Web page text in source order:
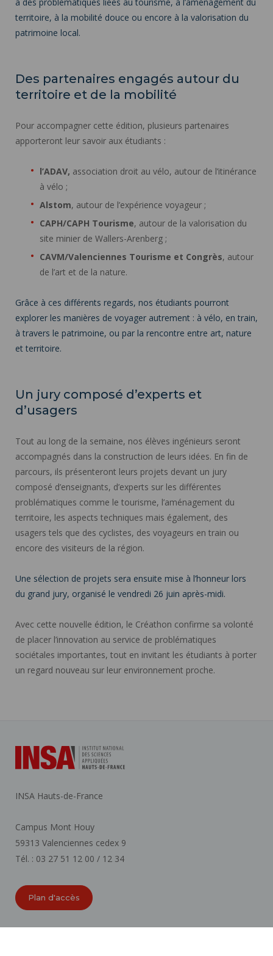
territoire, à la mobilité douce ou encore à la valorisation du
patrimoine local.
Des partenaires engagés autour du
territoire et de la mobilité
Pour accompagner cette édition, plusieurs partenaires
apporteront leur savoir aux étudiants :
l’ADAV, association droit au vélo, autour de l’itinérance
à vélo ;
Alstom, autour de l’expérience voyageur ;
CAPH/CAPH Tourisme, autour de la valorisation du
site minier de Wallers-Arenberg ;
CAVM/Valenciennes Tourisme et Congrès, autour
de l’art et de la nature.
Grâce à ces différents regards, nos étudiants pourront
explorer les manières de voyager autrement : à vélo, en train,
à travers le patrimoine, ou par la rencontre entre art, nature
et territoire.
Un jury composé d’experts et
d’usagers
Tout au long de la semaine, nos élèves ingénieurs seront
accompagnés dans la construction de leurs idées. En fin de
parcours, ils présenteront leurs projets devant un jury
composé d’enseignants, d’experts sur les différentes
problématiques comme le tourisme, l’aménagement du
territoire, les aspects techniques mais également, des
usagers tels que des cyclistes, des voyageurs en train ou
encore des visiteurs de la région.
Une sélection de projets sera ensuite mise à l’honneur lors
du grand jury, organisé le vendredi 26 juin après-midi.
Avec cette nouvelle édition, le Créathon confirme sa volonté
de placer l’innovation au service de problématiques
sociétales importantes, tout en invitant les étudiants à porter
un regard nouveau sur leur environnement proche.
INSA Hauts-de-France
Campus Mont Houy
59313 Valenciennes cedex 9
Tél. : 03 27 51 12 00 / 12 34
Plan d'accès